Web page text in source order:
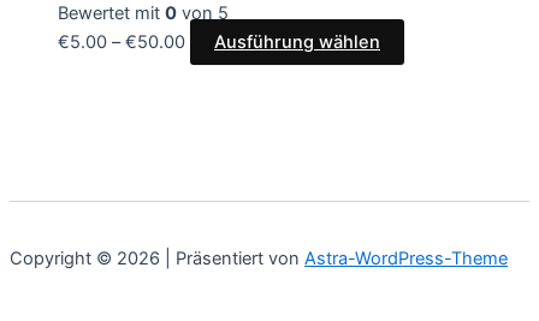
Bewertet mit 0 von 5
€5.00 –€50.00 Ausführung wählen
Copyright © 2026 | Präsentiert von Astra-WordPress-Theme